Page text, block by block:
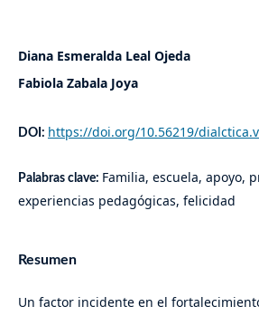
Diana Esmeralda Leal Ojeda
Fabiola Zabala Joya
DOI: https://doi.org/10.56219/
Palabras clave: Familia, escuela, apoyo,
experiencias pedagógicas, felicidad
Resumen
Un factor incidente en el